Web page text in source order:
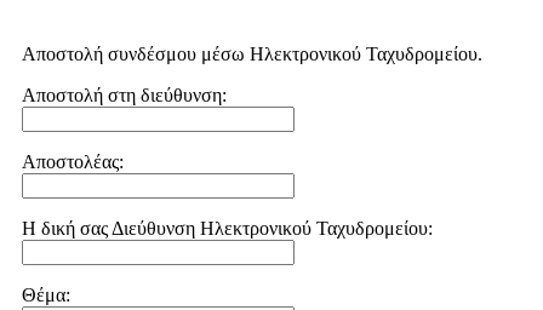
Αποστολή συνδέσμου μέσω Ηλεκτρονικού Ταχυδρομείου.
Αποστολή στη διεύθυνση:
Αποστολέας:
Η δική σας Διεύθυνση Ηλεκτρονικού Ταχυδρομείου:
Θέμα: